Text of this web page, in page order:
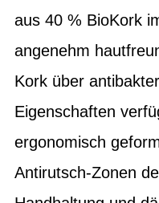
aus 40 % BioKork
angenehm
Kork über
Eigenschaften
ergonomisch
Antirutsch-Zonen